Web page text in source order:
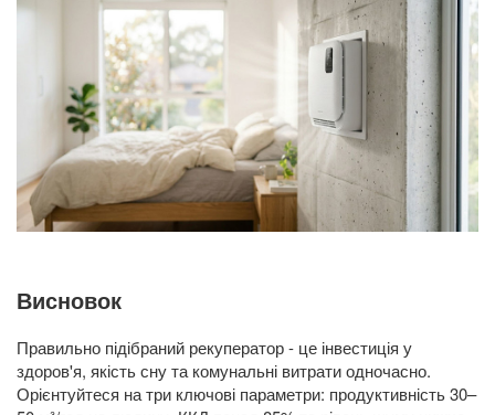
Висновок
Правильно підібраний рекуператор - це інвестиція у
здоров'я, якість сну та комунальні витрати одночасно.
Орієнтуйтеся на три ключові параметри: продуктивність 30–